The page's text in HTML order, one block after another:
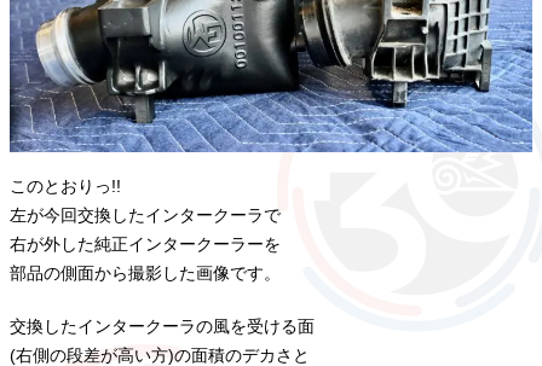
このとおりっ!!
左が今回交換したインタークーラで
右が外した純正インタークーラーを
部品の側面から撮影した画像です。
交換したインタークーラの風を受ける面
(右側の段差が高い方)の面積のデカさと